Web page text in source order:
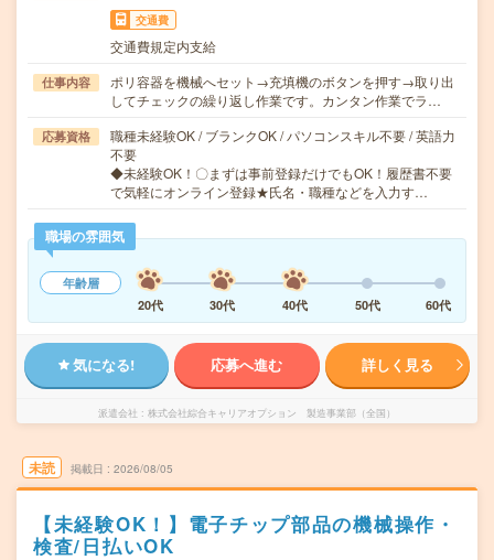
交通費
交通費規定内支給
仕事内容
ポリ容器を機械へセット→充填機のボタンを押す→取り出
してチェックの繰り返し作業です。カンタン作業でラ…
応募資格
職種未経験OK / ブランクOK / パソコンスキル不要 / 英語力
不要
◆未経験OK！〇まずは事前登録だけでもOK！履歴書不要
で気軽にオンライン登録★氏名・職種などを入力す…
職場の雰囲気
年齢層
20代
30代 40代 50代 60代
気になる! 応募へ進む 詳しく見る
派遣会社 株式会社綜合キャリアオプション 製造事業部（全国）
未読 掲載日 2026/08/05
【未経験OK！】電子チップ部品の機械操作・
検査/日払いOK